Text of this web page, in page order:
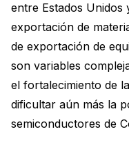
entre Estados Unidos
exportación de
de exportación de
son variables
el fortalecimiento de
dificultar aún más la
semiconductores de